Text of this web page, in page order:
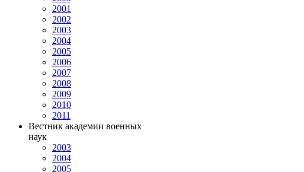
2001
2002
2003
2004
2005
2006
2007
2008
2009
2010
2011
Вестник академии военных
наук
2003
2004
2005